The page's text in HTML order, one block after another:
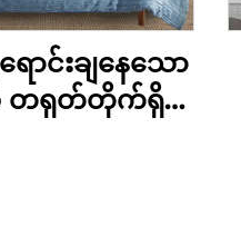
ောင်းချနေသော
တရုတ်တိုက်ရိုက်